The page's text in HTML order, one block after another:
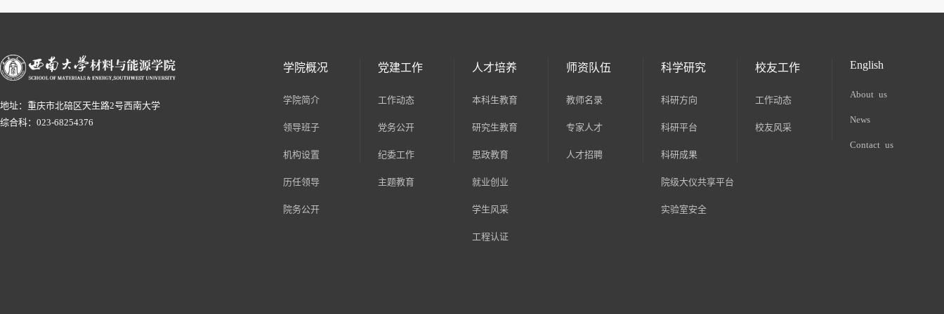
地址：重庆市北碚区天生路2号西南大学
综合科：023-68254376
学院概况
学院简介
领导班子
机构设置
历任领导
院务公开
党建工作
工作动态
党务公开
纪委工作
主题教育
人才培养
本科生教育
研究生教育
思政教育
就业创业
学生风采
工程认证
师资队伍
教师名录
专家人才
人才招聘
科学研究
科研方向
科研平台
科研成果
院级大仪共享平台
实验室安全
校友工作
工作动态
校友风采
English
About us
News
Contact us